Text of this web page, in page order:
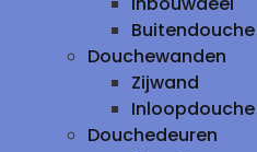
Buitendouche
Douchewanden
Zijwand
Inloopdouche
Douchedeuren